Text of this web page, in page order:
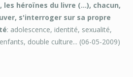
les héroïnes du livre (...), chacun,
s'interroger sur sa propre
: adolescence, identité, sexualité,
double culture... (06-05-2009)